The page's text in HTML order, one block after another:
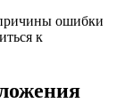
ошибки
к